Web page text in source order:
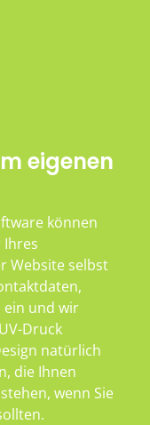
eigenen
können
Ihres
Website selbst
ein und wir
Druck
natürlich
die Ihnen
wenn Sie